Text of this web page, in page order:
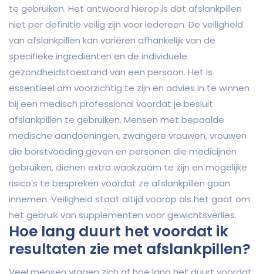
te gebruiken. Het antwoord hierop is dat afslankpillen
niet per definitie veilig zijn voor iedereen. De veiligheid
van afslankpillen kan variëren afhankelijk van de
specifieke ingrediënten en de individuele
gezondheidstoestand van een persoon. Het is
essentieel om voorzichtig te zijn en advies in te winnen
bij een medisch professional voordat je besluit
afslankpillen te gebruiken. Mensen met bepaalde
medische aandoeningen, zwangere vrouwen, vrouwen
die borstvoeding geven en personen die medicijnen
gebruiken, dienen extra waakzaam te zijn en mogelijke
risico’s te bespreken voordat ze afslankpillen gaan
innemen. Veiligheid staat altijd voorop als het gaat om
het gebruik van supplementen voor gewichtsverlies.
Hoe lang duurt het voordat ik
resultaten zie met afslankpillen?